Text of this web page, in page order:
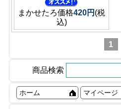
まかせたろ価格420円 (税
込)
1
商品検索
ホーム マイページ